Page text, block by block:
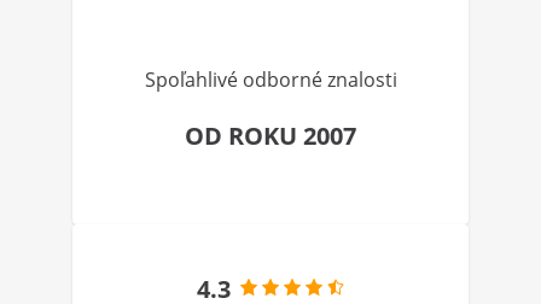
Spoľahlivé odborné znalosti
OD ROKU 2007
4.3